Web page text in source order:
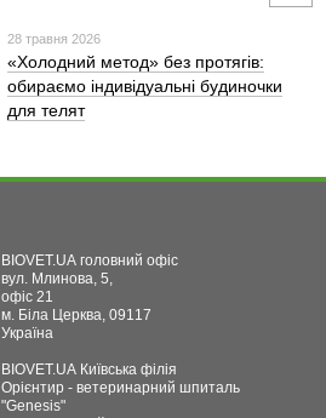
28 травня 2026
«Холодний метод» без протягів:
обираємо індивідуальні будиночки
для телят
BIOVET.UA головний офіс
вул. Млинова, 5,
офіс 21
м. Біла Церква, 09117
Україна
BIOVET.UA Київська філія
Орієнтир - ветеринарний шпиталь
"Genesis"